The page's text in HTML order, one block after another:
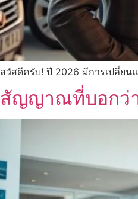
สวัสดีครับ! ปี 2026 มีการเปลี่ย
สัญญาณที่บอกว่